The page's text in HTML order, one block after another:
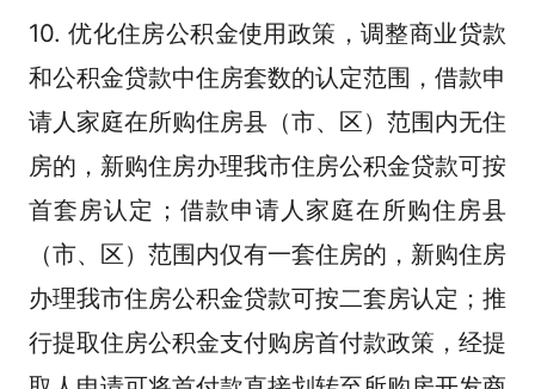
10. 优化住房公积金使用政策，调整商业贷款
和公积金贷款中住房套数的认定范围，借款申
请人家庭在所购住房县（市、区）范围内无住
房的，新购住房办理我市住房公积金贷款可按
首套房认定；借款申请人家庭在所购住房县
（市、区）范围内仅有一套住房的，新购住房
办理我市住房公积金贷款可按二套房认定；推
行提取住房公积金支付购房首付款政策，经提